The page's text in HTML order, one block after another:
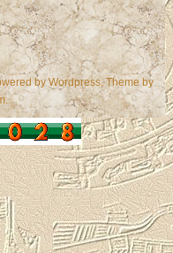
byWordpress, Theme by
.